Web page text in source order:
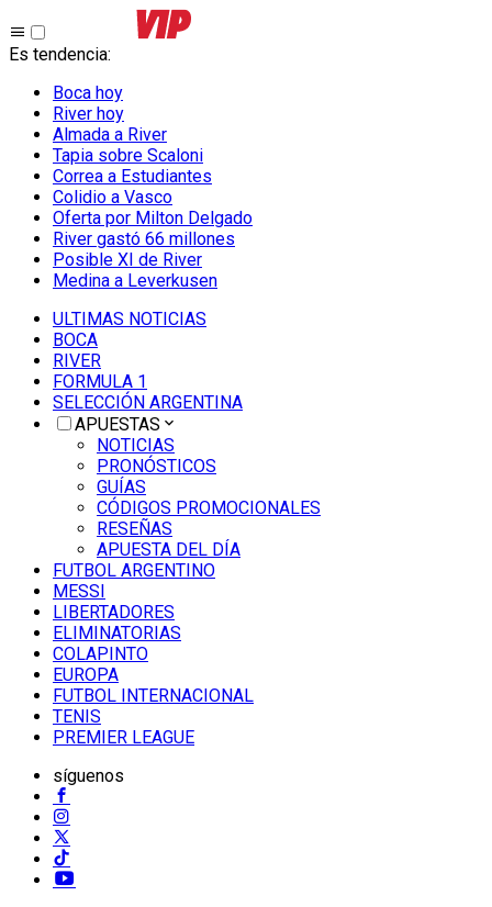
Es tendencia:
Boca hoy
River hoy
Almada a River
Tapia sobre Scaloni
Correa a Estudiantes
Colidio a Vasco
Oferta por Milton Delgado
River gastó 66 millones
Posible XI de River
Medina a Leverkusen
ULTIMAS NOTICIAS
BOCA
RIVER
FORMULA 1
SELECCIÓN ARGENTINA
APUESTAS
NOTICIAS
PRONÓSTICOS
GUÍAS
CÓDIGOS PROMOCIONALES
RESEÑAS
APUESTA DEL DÍA
FUTBOL ARGENTINO
MESSI
LIBERTADORES
ELIMINATORIAS
COLAPINTO
EUROPA
FUTBOL INTERNACIONAL
TENIS
PREMIER LEAGUE
síguenos